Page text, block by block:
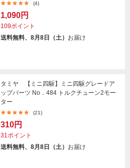
(4)
1,090円
109ポイント
送料無料、8月8日（土） お届け
タミヤ 【ミニ四駆】ミニ四駆グレードア
ップパーツ No．484 トルクチューン2モー
ター
(21)
310円
31ポイント
送料無料、8月8日（土） お届け